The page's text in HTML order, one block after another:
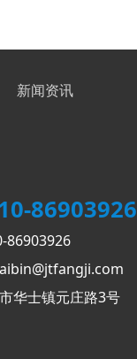
新闻资讯
86903926
士镇元庄路3号